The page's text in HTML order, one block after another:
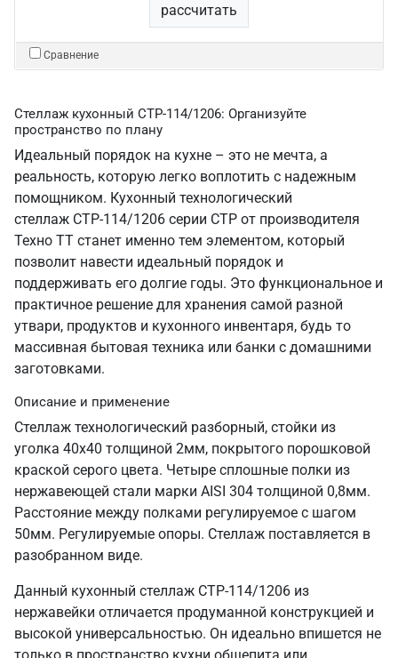
рассчитать
Сравнение
Стеллаж кухонный СТР-114/1206: Организуйте
пространство по плану
Идеальный порядок на кухне – это не мечта, а
реальность, которую легко воплотить с надежным
помощником. Кухонный технологический
стеллаж СТР-114/1206 серии СТР от производителя
Техно ТТ станет именно тем элементом, который
позволит навести идеальный порядок и
поддерживать его долгие годы. Это функциональное и
практичное решение для хранения самой разной
утвари, продуктов и кухонного инвентаря, будь то
массивная бытовая техника или банки с домашними
заготовками.
Описание и применение
Стеллаж технологический разборный, стойки из
уголка 40х40 толщиной 2мм, покрытого порошковой
краской серого цвета. Четыре сплошные полки из
нержавеющей стали марки AISI 304 толщиной 0,8мм.
Расстояние между полками регулируемое с шагом
50мм. Регулируемые опоры. Стеллаж поставляется в
разобранном виде.
Данный кухонный стеллаж СТР-114/1206 из
нержавейки отличается продуманной конструкцией и
высокой универсальностью. Он идеально впишется не